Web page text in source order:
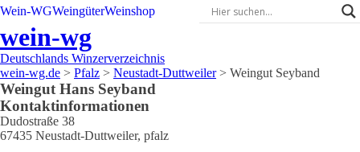
Wein-WGWeingüterWeinshop
wein-wg
Deutschlands Winzerverzeichnis
wein-wg.de > Pfalz > Neustadt-Duttweiler> Weingut Seyband
Weingut Hans Seyband
Kontaktinformationen
Dudostraße 38
67435 Neustadt-Duttweiler, pfalz